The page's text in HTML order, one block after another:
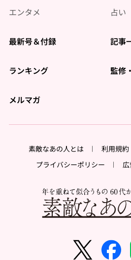
エンタメ
占い
最新号＆付録 記事
ランキング 監修
メルマガ
素敵なあの人とは 利用規約
プライバシーポリシー